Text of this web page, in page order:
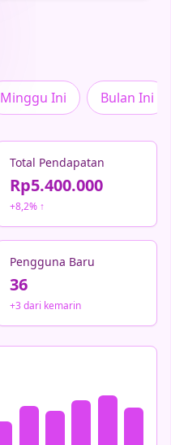
Minggu Ini Bulan Ini
Total Pendapatan
Rp5.400.000
+8,2% ↑
Pengguna Baru
36
+3 dari kemarin